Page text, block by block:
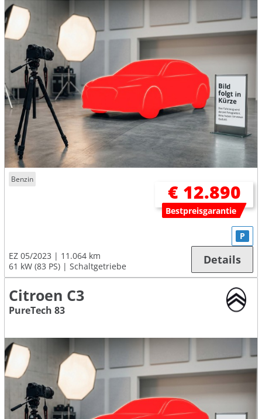
Benzin
€ 12.890
Bestpreisgarantie
EZ 05/2023
11.064 km
61 kW (83 PS)
Schaltgetriebe
P
Details
Citroen C3
PureTech 83